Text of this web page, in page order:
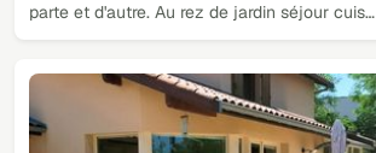
parte et d'autre. Au rez de jardin séjour cuis…